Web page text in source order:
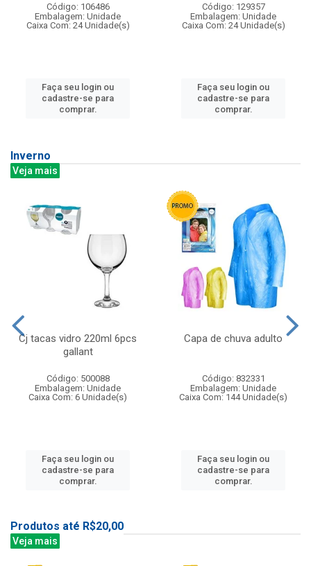
Código: 106486
Embalagem: Unidade
Caixa Com: 24 Unidade(s)
Faça seu login ou
cadastre-se para
comprar.
Código: 129357
Embalagem: Unidade
Caixa Com: 24 Unidade(s)
Faça seu login ou
cadastre-se para
comprar.
Inverno
Veja mais
Cj tacas vidro 220ml 6pcs
gallant
Código: 500088
Embalagem: Unidade
Caixa Com: 6 Unidade(s)
Faça seu login ou
cadastre-se para
comprar.
Capa de chuva adulto
Código: 832331
Embalagem: Unidade
Caixa Com: 144 Unidade(s)
Faça seu login ou
cadastre-se para
comprar.
Produtos até R$20,00
Veja mais